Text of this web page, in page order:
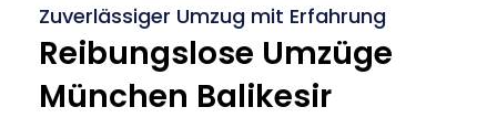
Zuverlässiger Umzug mit Erfahrung
Reibungslose Umzüge
München Balikesir